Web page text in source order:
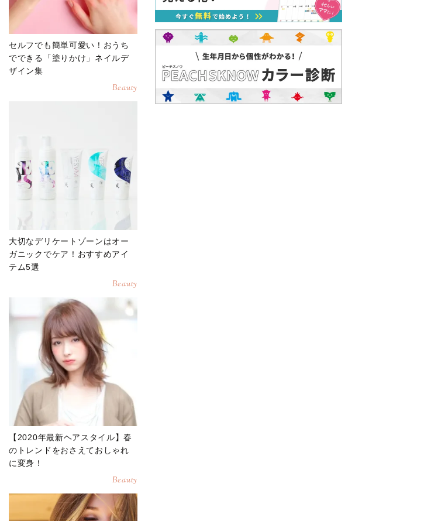
セルフでも簡単可愛い！おうち
でできる「塗りかけ」ネイルデ
ザイン集
Beauty
大切なデリケートゾーンはオー
ガニックでケア！おすすめアイ
テム5選
Beauty
【2020年最新ヘアスタイル】春
のトレンドをおさえておしゃれ
に変身！
Beauty